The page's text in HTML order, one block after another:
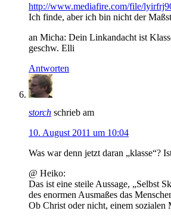
http://www.mediafire.com/file/
Ich finde, aber ich bin nicht der
an Micha: Dein Linkandacht ist
geschw. Elli
Antworten
storch schrieb am
10. August 2011 um 10:04
Was war denn jetzt daran „klasse“?
@ Heiko:
Das ist eine steile Aussage, „Selbst
des enormen Ausmaßes das
Ob Christ oder nicht, einem sozialen